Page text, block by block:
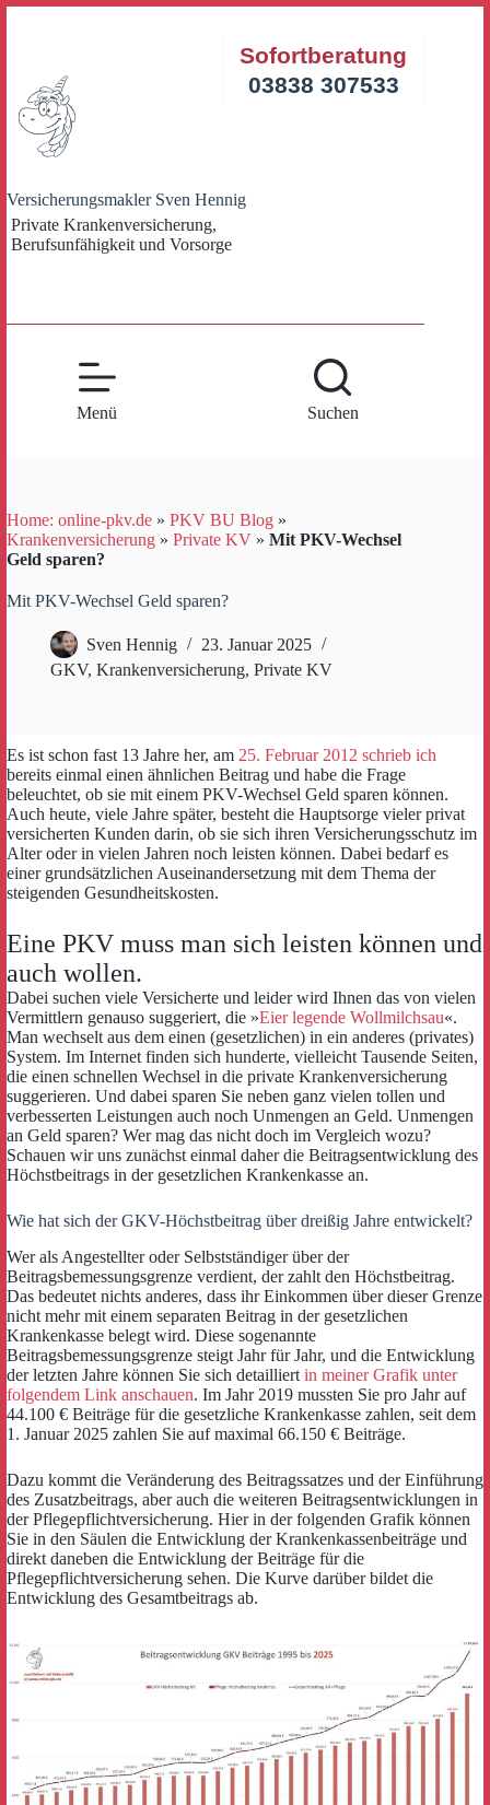
Versicherungsmakler Sven Hennig
Private Krankenversicherung,
Berufsunfähigkeit und Vorsorge
Sofortberatung
03838 307533
Menü Suchen
Home: online-pkv.de » PKV BU Blog »
Krankenversicherung » Private KV » Mit PKV-Wechsel
Geld sparen?
Mit PKV-Wechsel Geld sparen?
Sven Hennig
23. Januar 2025
GKV, Krankenversicherung, Private KV
Es ist schon fast 13 Jahre her, am 25. Februar 2012 schrieb ich
bereits einmal einen ähnlichen Beitrag und habe die Frage
beleuchtet, ob sie mit einem PKV-Wechsel Geld sparen können.
Auch heute, viele Jahre später, besteht die Hauptsorge vieler privat
versicherten Kunden darin, ob sie sich ihren Versicherungsschutz im
Alter oder in vielen Jahren noch leisten können. Dabei bedarf es
einer grundsätzlichen Auseinandersetzung mit dem Thema der
steigenden Gesundheitskosten.
Eine PKV muss man sich leisten können und
auch wollen.
Dabei suchen viele Versicherte und leider wird Ihnen das von vielen
Vermittlern genauso suggeriert, die »Eier legende Wollmilchsau«.
Man wechselt aus dem einen (gesetzlichen) in ein anderes (privates)
System. Im Internet finden sich hunderte, vielleicht Tausende Seiten,
die einen schnellen Wechsel in die private Krankenversicherung
suggerieren. Und dabei sparen Sie neben ganz vielen tollen und
verbesserten Leistungen auch noch Unmengen an Geld. Unmengen
an Geld sparen? Wer mag das nicht doch im Vergleich wozu?
Schauen wir uns zunächst einmal daher die Beitragsentwicklung des
Höchstbeitrags in der gesetzlichen Krankenkasse an.
Wie hat sich der GKV-Höchstbeitrag über dreißig Jahre entwickelt?
Wer als Angestellter oder Selbstständiger über der
Beitragsbemessungsgrenze verdient, der zahlt den Höchstbeitrag.
Das bedeutet nichts anderes, dass ihr Einkommen über dieser Grenze
nicht mehr mit einem separaten Beitrag in der gesetzlichen
Krankenkasse belegt wird. Diese sogenannte
Beitragsbemessungsgrenze steigt Jahr für Jahr, und die Entwicklung
der letzten Jahre können Sie sich detailliert in meiner Grafik unter
folgendem Link anschauen. Im Jahr 2019 mussten Sie pro Jahr auf
44.100 € Beiträge für die gesetzliche Krankenkasse zahlen, seit dem
1. Januar 2025 zahlen Sie auf maximal 66.150 € Beiträge.
Dazu kommt die Veränderung des Beitragssatzes und der Einführung
des Zusatzbeitrags, aber auch die weiteren Beitragsentwicklungen in
der Pflegepflichtversicherung. Hier in der folgenden Grafik können
Sie in den Säulen die Entwicklung der Krankenkassenbeiträge und
direkt daneben die Entwicklung der Beiträge für die
Pflegepflichtversicherung sehen. Die Kurve darüber bildet die
Entwicklung des Gesamtbeitrags ab.